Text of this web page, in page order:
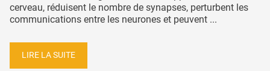
cerveau, réduisent le nombre de synapses, perturbent les
communications entre les neurones et peuvent ...
LIRE LA SUITE